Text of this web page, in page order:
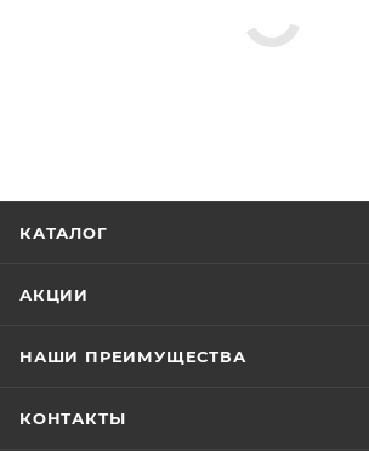
КАТАЛОГ
АКЦИИ
НАШИ ПРЕИМУЩЕСТВА
КОНТАКТЫ